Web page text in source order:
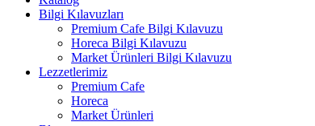
Bilgi Kılavuzları
Premium Cafe Bilgi Kılavuzu
Horeca Bilgi Kılavuzu
Market Ürünleri Bilgi Kılavuzu
Lezzetlerimiz
Premium Cafe
Horeca
Market Ürünleri